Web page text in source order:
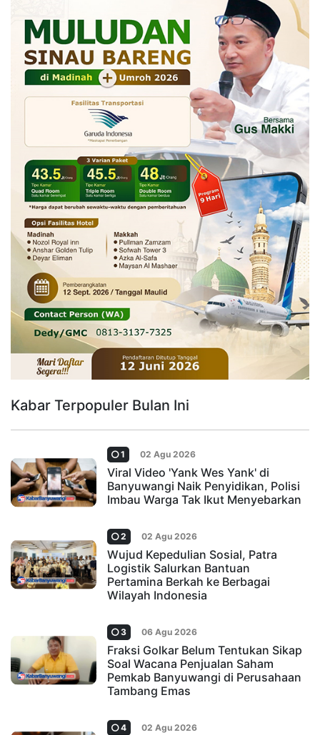
Kabar Terpopuler Bulan Ini
1 02 Agu 2026
Viral Video 'Yank Wes Yank' di
Banyuwangi Naik Penyidikan, Polisi
Imbau Warga Tak Ikut Menyebarkan
2 02 Agu 2026
Wujud Kepedulian Sosial, Patra
Logistik Salurkan Bantuan
Pertamina Berkah ke Berbagai
Wilayah Indonesia
3 06 Agu 2026
Fraksi Golkar Belum Tentukan Sikap
Soal Wacana Penjualan Saham
Pemkab Banyuwangi di Perusahaan
Tambang Emas
4 02 Agu 2026